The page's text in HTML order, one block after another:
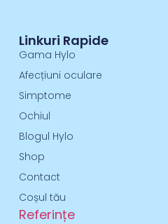
Linkuri Rapide
Gama Hylo
Afecțiuni oculare
Simptome
Ochiul
Blogul Hylo
Shop
Contact
Coșul tău
Referințe